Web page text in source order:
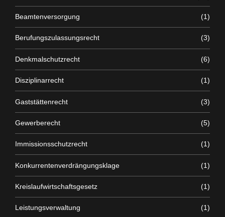
Beamtenversorgung (1)
Berufungszulassungsrecht (3)
Denkmalschutzrecht (6)
Disziplinarrecht (1)
Gaststättenrecht (3)
Gewerberecht (5)
Immissionsschutzrecht (1)
Konkurrentenverdrängungsklage (1)
Kreislaufwirtschaftsgesetz (1)
Leistungsverwaltung (1)